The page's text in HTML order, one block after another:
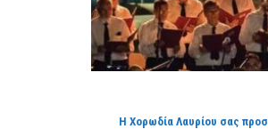
Η Χορωδία Λαυρίου σας